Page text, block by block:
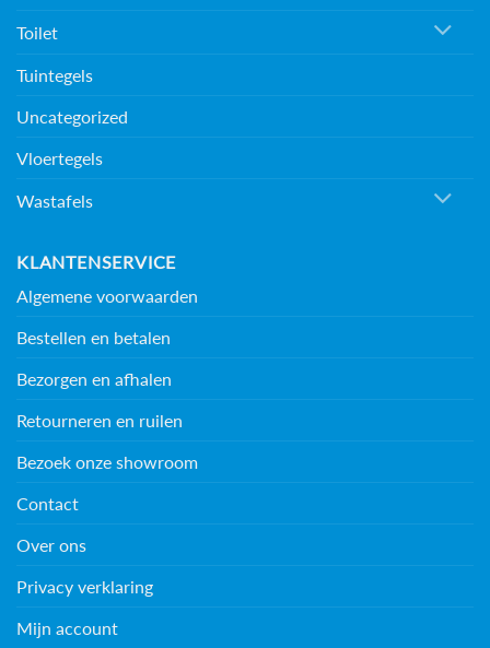
Toilet
Tuintegels
Uncategorized
Vloertegels
Wastafels
KLANTENSERVICE
Algemene voorwaarden
Bestellen en betalen
Bezorgen en afhalen
Retourneren en ruilen
Bezoek onze showroom
Contact
Over ons
Privacy verklaring
Mijn account